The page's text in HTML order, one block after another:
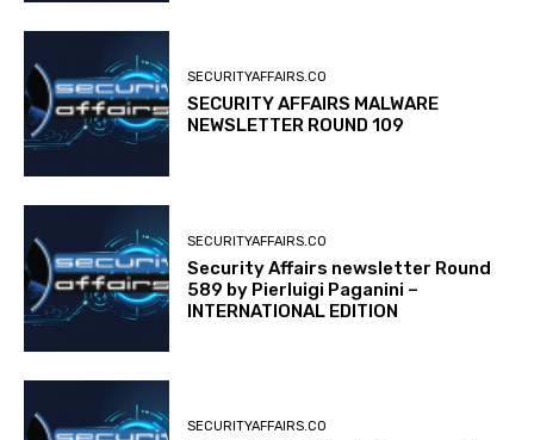
SECURITYAFFAIRS.CO
SECURITY AFFAIRS MALWARE
NEWSLETTER ROUND 109
SECURITYAFFAIRS.CO
Security Affairs newsletter Round
589 by Pierluigi Paganini –
INTERNATIONAL EDITION
SECURITYAFFAIRS.CO